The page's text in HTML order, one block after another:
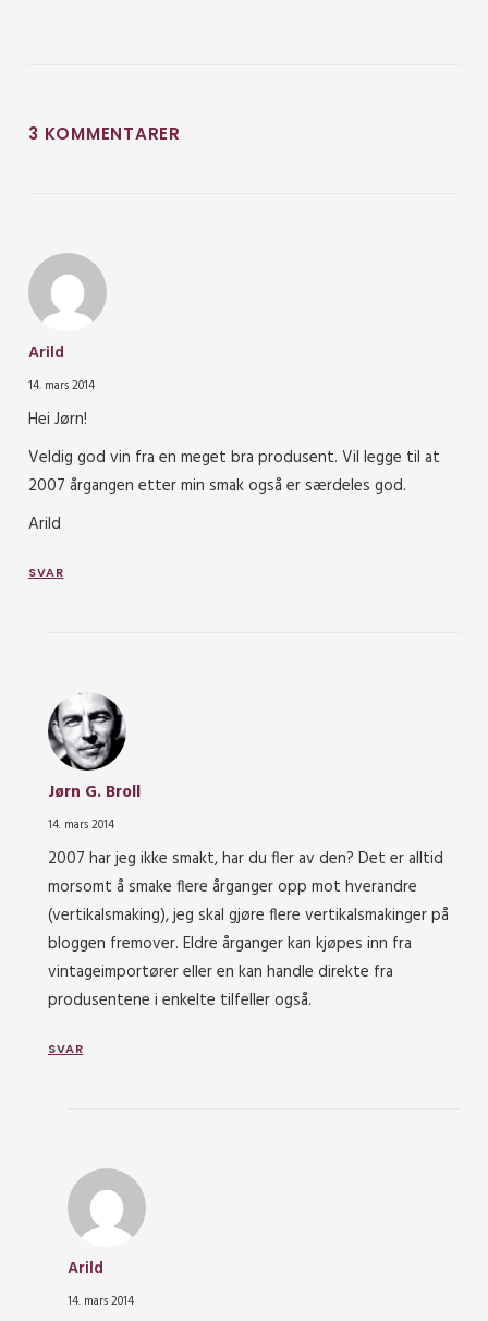
3 KOMMENTARER
Arild
14. mars 2014
Hei Jørn!
Veldig god vin fra en meget bra produsent. Vil legge til at
2007 årgangen etter min smak også er særdeles god.
Arild
SVAR
Jørn G. Broll
14. mars 2014
2007 har jeg ikke smakt, har du fler av den? Det er alltid
morsomt å smake flere årganger opp mot hverandre
(vertikalsmaking), jeg skal gjøre flere vertikalsmakinger på
bloggen fremover. Eldre årganger kan kjøpes inn fra
vintageimportører eller en kan handle direkte fra
produsentene i enkelte tilfeller også.
SVAR
Arild
14. mars 2014